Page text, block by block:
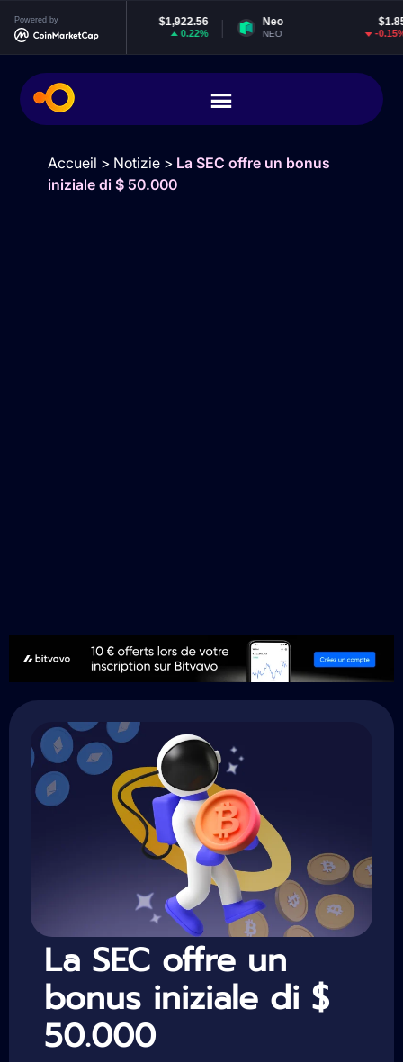
Powered by
Ethereum $1,922.56
ETH
Neo
Accueil > Notizie> La SEC offre un bonus
iniziale di $ 50.000
La SEC offre un
bonus iniziale di $
50.000